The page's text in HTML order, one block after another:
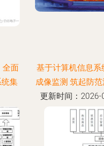
全面
集
基于计算机信息
成像监测 筑起防
更新时间：2026-